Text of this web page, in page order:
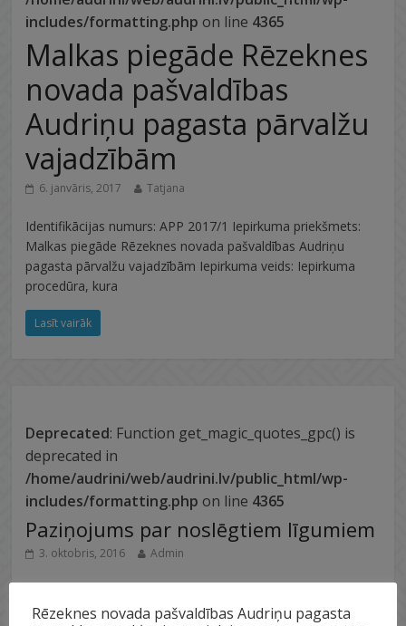
includes/formatting.php on line 4365
Malkas piegāde Rēzeknes
novada pašvaldības
Audriņu pagasta pārvalžu
vajadzībām
6. janvāris, 2017 Tatjana
Identifikācijas numurs: APP 2017/1 Iepirkuma priekšmets:
Malkas piegāde Rēzeknes novada pašvaldības Audriņu
pagasta pārvalžu vajadzībām Iepirkuma veids: Iepirkuma
procedūra, kura
Lasīt vairāk
Deprecated: Function get_magic_quotes_gpc() is
deprecated in
/home/audrini/web/audrini.lv/public_html/wp-
includes/formatting.php on line 4365
Paziņojums par noslēgtiem līgumiem
3. oktobris, 2016 Admin
pamatskolas un pirmsskolas izglītības iestādes vajadzībām
Rēzeknes novada pašvaldības Audriņu pagasta